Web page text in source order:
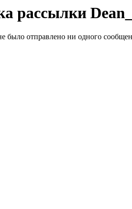
рассылки
было отправлено ни одного